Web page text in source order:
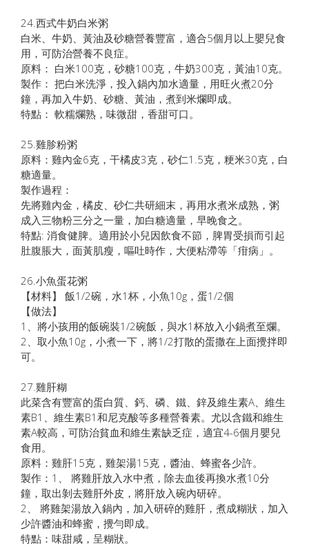
24.西式牛奶白米粥
白米、牛奶、黃油及砂糖營養豐富，適合5個月以上嬰兒食
用，可防治營養不良症。
原料： 白米100克，砂糖100克，牛奶300克，黃油10克。
製作： 把白米洗淨，投入鍋內加水適量，用旺火煮20分
鐘，再加入牛奶、砂糖、黃油，煮到米爛即成。
特點： 軟糯爛熟，味微甜，香甜可口。
25.雞胗粉粥
原料：雞內金6克，干橘皮3克，砂仁1.5克，粳米30克，白
糖適量。
製作過程：
先將雞內金，橘皮、砂仁共研細末，再用水煮米成熟，粥
成入三物粉三分之一量，加白糖適量，早晚食之。
特點: 消食健脾。適用於小兒因飲食不節，脾胃受損而引起
肚腹脹大，面黃肌瘦，嘔吐時作，大便粘滯等「疳病」。
26.小魚蛋花粥
【材料】 飯1/2碗，水1杯，小魚10g，蛋1/2個
【做法】
1、將小孩用的飯碗裝1/2碗飯，與水1杯放入小鍋煮至爛。
2、取小魚10g，小煮一下，將1/2打散的蛋撒在上面攪拌即
可。
27.雞肝糊
此菜含有豐富的蛋白質、鈣、磷、鐵、鋅及維生素A、維生
素B1、維生素B1和尼克酸等多種營養素。尤以含鐵和維生
素A較高，可防治貧血和維生素缺乏症，適宜4-6個月嬰兒
食用。
原料：雞肝15克，雞架湯15克，醬油、蜂蜜各少許。
製作：1、 將雞肝放入水中煮，除去血後再換水煮10分
鐘，取出剝去雞肝外皮，將肝放入碗內研碎。
2、 將雞架湯放入鍋內，加入研碎的雞肝，煮成糊狀，加入
少許醬油和蜂蜜，攪勻即成。
特點：味甜咸，呈糊狀。